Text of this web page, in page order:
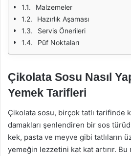
Malzemeler
Hazırlık Aşaması
Servis Önerileri
Püf Noktaları
Çikolata Sosu Nasıl
Yemek Tarifleri
Çikolata sosu, birçok tatlı tarifinde
damakları şenlendiren bir sos
kek, pasta ve meyve gibi tatlıların
yemeğin lezzetini kat kat artırır. Bu